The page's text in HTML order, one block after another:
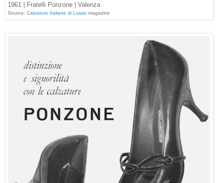
1961 | Fratelli Ponzone | Valenza
Source: Calzature Italiane di Lusso magazine